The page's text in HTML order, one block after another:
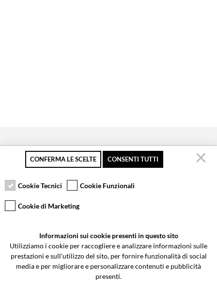
Secure payment
Free returns up to 30
Customer service
Via Galileo Galilei 5 | Verano Brianza (MB) 20843 | ITALY
0362-805407-info@valtermoto.com
CONFERMA LE SCELTE CONSENTI TUTTI
Cookie Tecnici Cookie Funzionali
Cookie di Marketing
Informazioni sui cookie presenti in questo sito
Utilizziamo i cookie per raccogliere e analizzare informazioni sulle
prestazioni e sull'utilizzo del sito, per fornire funzionalità di social
media e per migliorare e personalizzare contenuti e pubblicità
presenti.